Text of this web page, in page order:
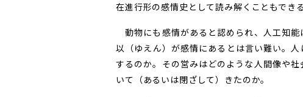
在進行形の感情史として読み解くこともできる
動物にも感情があると認められ、人工知
以（ゆえん）が感情にあるとは言い難い。
するのか。その営みはどのような人間像や
いて（あるいは閉ざして）きたのか。